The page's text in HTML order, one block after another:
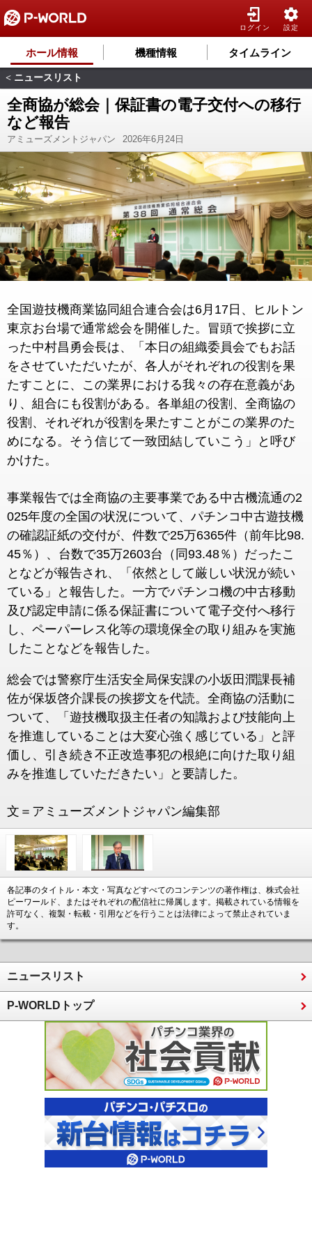
ログイン 設定
ホール情報 機種情報 タイムライン
< ニュースリスト
全商協が総会｜保証書の電子交付への移行
など報告
アミューズメントジャパン 2026年6月24日
全国遊技機商業協同組合連合会は6月17日、ヒルトン
東京お台場で通常総会を開催した。冒頭で挨拶に立
った中村昌勇会長は、「本日の組織委員会でもお話
をさせていただいたが、各人がそれぞれの役割を果
たすことに、この業界における我々の存在意義があ
り、組合にも役割がある。各単組の役割、全商協の
役割、それぞれが役割を果たすことがこの業界のた
めになる。そう信じて一致団結していこう」と呼び
かけた。
事業報告では全商協の主要事業である中古機流通の2
025年度の全国の状況について、パチンコ中古遊技機
の確認証紙の交付が、件数で25万6365件（前年比98.
45％）、台数で35万2603台（同93.48％）だったこ
となどが報告され、「依然として厳しい状況が続い
ている」と報告した。一方でパチンコ機の中古移動
及び認定申請に係る保証書について電子交付へ移行
し、ペーパーレス化等の環境保全の取り組みを実施
したことなどを報告した。
総会では警察庁生活安全局保安課の小坂田潤課長補
佐が保坂啓介課長の挨拶文を代読。全商協の活動に
ついて、「遊技機取扱主任者の知識および技能向上
を推進していることは大変心強く感じている」と評
価し、引き続き不正改造事犯の根絶に向けた取り組
みを推進していただきたい」と要請した。
文＝アミューズメントジャパン編集部
各記事のタイトル・本文・写真などすべてのコンテンツの著作権は、株式会社
ピーワールド、またはそれぞれの配信社に帰属します。掲載されている情報を
許可なく、複製・転載・引用などを行うことは法律によって禁止されていま
す。
ニュースリスト
P-WORLDトップ